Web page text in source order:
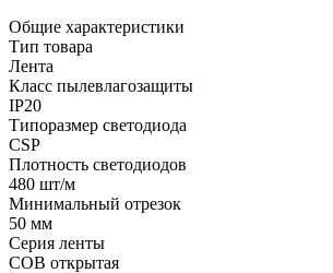
Общие характеристики
Тип товара
Лента
Класс пылевлагозащиты
IP20
Типоразмер светодиода
CSP
Плотность светодиодов
480 шт/м
Минимальный отрезок
50 мм
Серия ленты
COB открытая